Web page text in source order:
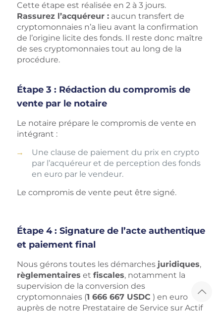
Cette étape est réalisée en 2 à 3 jours.
Rassurez l’acquéreur :aucun transfert de
cryptomonnaies n’a lieu avant la confirmation
de l’origine licite des fonds. Il reste donc maître
de ses cryptomonnaies tout au long de la
procédure.
Étape 3 : Rédaction du compromis de
vente par le notaire
Le notaire prépare le compromis de vente en
intégrant :
Une clause de paiement du prix en crypto
par l’acquéreur et de perception des fonds
en euro par le vendeur.
Le compromis de vente peut être signé.
Étape 4 : Signature de l’acte authentique
et paiement final
Nous gérons toutes les démarches juridiques,
règlementaires et fiscales, notamment la
supervision de la conversion des
cryptomonnaies (1 666 667 USDC ) en euro
auprès de notre Prestataire de Service sur Actif